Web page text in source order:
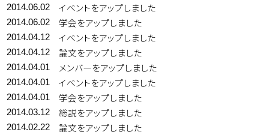
2014.06.02 イベントをアップしました
2014.06.02 学会をアップしました
2014.04.12 イベントをアップしました
2014.04.12 論文をアップしました
2014.04.01 メンバーをアップしました
2014.04.01 イベントをアップしました
2014.04.01 学会をアップしました
2014.03.12 総説をアップしました
2014.02.22 論文をアップしました